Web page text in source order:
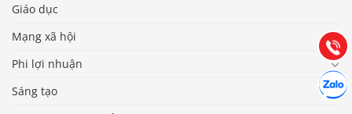
Giáo dục
Mạng xã hội
Phi lợi nhuận
Sáng tạo
Gọi
(028) 22.166.144
Chát